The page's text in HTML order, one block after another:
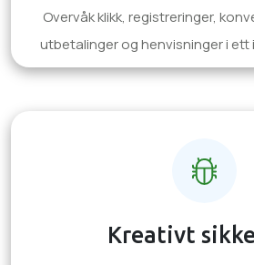
Overvåk klikk, registreringer,
utbetalinger og henvisninger i
Kreativt